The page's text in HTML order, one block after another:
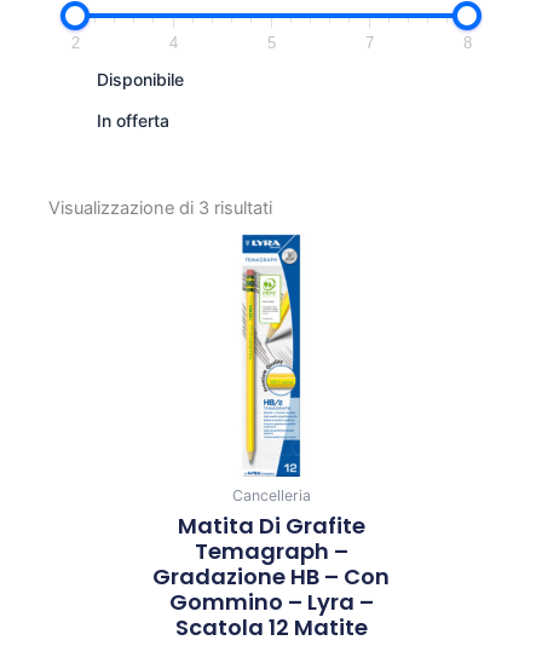
2 4 5 7 8
Disponibile
In offerta
Visualizzazione di 3 risultati
Cancelleria
Matita Di Grafite
Temagraph –
Gradazione HB – Con
Gommino – Lyra –
Scatola 12 Matite